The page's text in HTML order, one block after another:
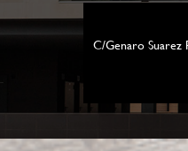
C/Genaro Suarez